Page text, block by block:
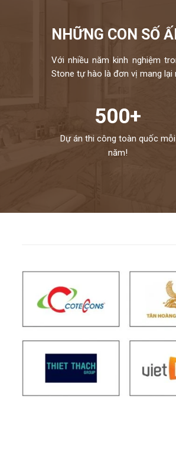
khả năng xuyên sáng đặc biệt khi tiếp
hiệu ứng xuyên sáng khác nhau.
NHỮNG CON SỐ
Với nhiều năm kinh nghiệm
Stone tự hào là đơn vị mang
500+
Dự án thi công toàn quốc mỗi
năm!